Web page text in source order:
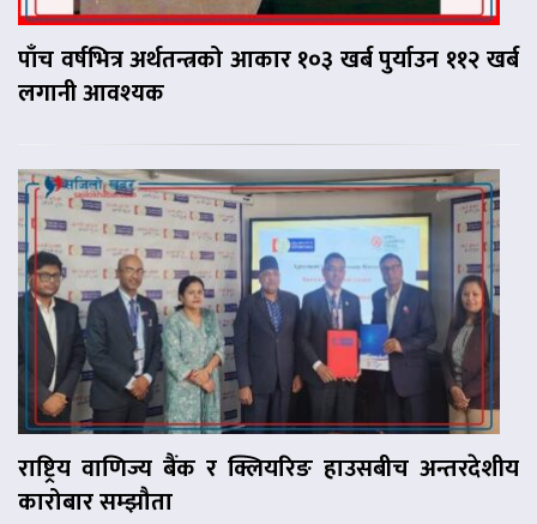
पाँच वर्षभित्र अर्थतन्त्रको आकार १०३ खर्ब पुर्याउन ११२ खर्ब
लगानी आवश्यक
राष्ट्रिय वाणिज्य बैंक र क्लियरिङ हाउसबीच अन्तरदेशीय
कारोबार सम्झौता